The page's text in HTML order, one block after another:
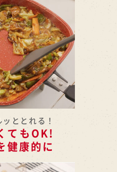
ととれる！
てもOK!
健康的に